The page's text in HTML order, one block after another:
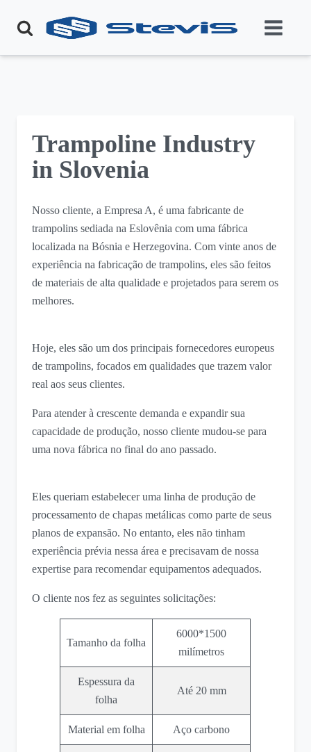
Trampoline Industry
in Slovenia
Nosso cliente, a Empresa A, é uma fabricante de
trampolins sediada na Eslovênia com uma fábrica
localizada na Bósnia e Herzegovina. Com vinte anos de
experiência na fabricação de trampolins, eles são feitos
de materiais de alta qualidade e projetados para serem os
melhores.
Hoje, eles são um dos principais fornecedores europeus
de trampolins, focados em qualidades que trazem valor
real aos seus clientes.
Para atender à crescente demanda e expandir sua
capacidade de produção, nosso cliente mudou-se para
uma nova fábrica no final do ano passado.
Eles queriam estabelecer uma linha de produção de
processamento de chapas metálicas como parte de seus
planos de expansão. No entanto, eles não tinham
experiência prévia nessa área e precisavam de nossa
expertise para recomendar equipamentos adequados.
O cliente nos fez as seguintes solicitações:
Tamanho da folha
6000*1500
milímetros
Espessura da
folha
Até 20 mm
Material em folha Aço carbono